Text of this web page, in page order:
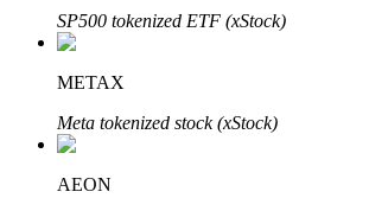
學習理財
SP500 tokenized ETF (xStock)
METAX
Meta tokenized stock (xStock)
AEON